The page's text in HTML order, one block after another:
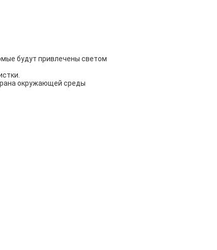
будут привлечены светом
окружающей среды